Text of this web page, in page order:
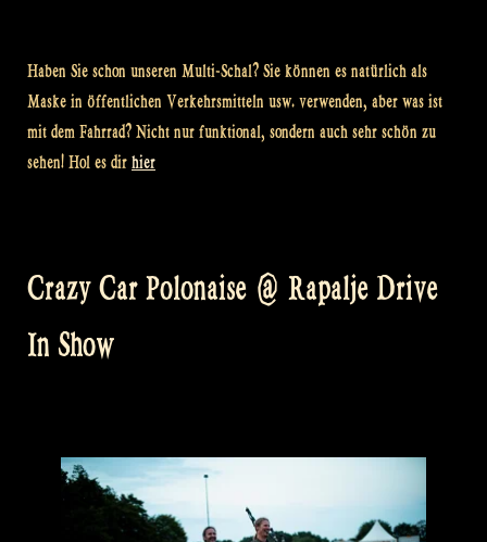
Haben Sie schon unseren Multi-Schal? Sie können es natürlich als
Maske in öffentlichen Verkehrsmitteln usw. verwenden, aber was ist
mit dem Fahrrad? Nicht nur funktional, sondern auch sehr schön zu
sehen! Hol es dir hier
Crazy Car Polonaise @ Rapalje Drive
In Show